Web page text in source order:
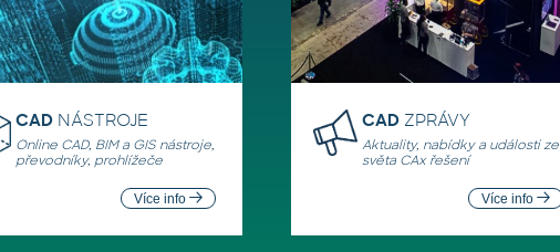
CAD NÁSTROJE
Online CAD, BIM a GIS nástroje,
převodníky, prohlížeče
Více info
CAD ZPRÁVY
Aktuality, nabídky a události ze
světa CAx řešení
Více info